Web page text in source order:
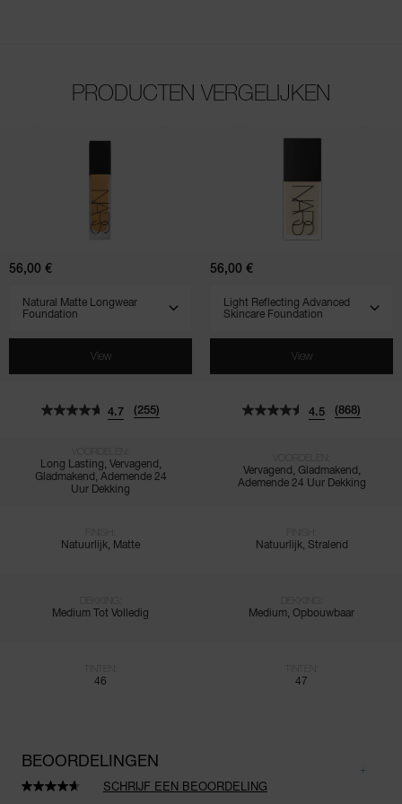
PRODUCTEN VERGELIJKEN
Natural
Matte
Longwear
Foundation
56,00 €
View
4.7 (255)
Long Lasting, Vervagend,
Gladmakend, Ademende 24
Uur Dekking
Natuurlijk, Matte
Medium Tot Volledig
46
Light
Reflecting
Advanced
Skincare
56,00 €
View
4.5 (868)
Vervagend, Gladmakend,
Ademende 24 Uur Dekking
Natuurlijk, Stralend
Medium, Opbouwbaar
47
BEOORDELINGEN
SCHRIJF EEN BEOORDELING